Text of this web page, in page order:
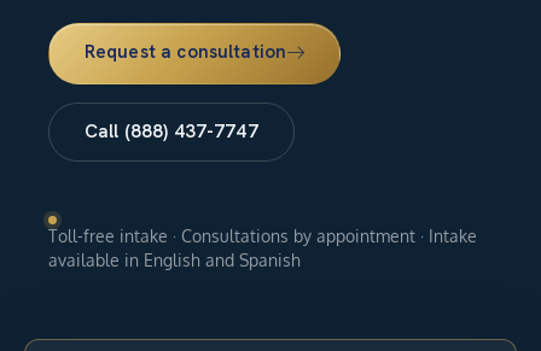
Request a consultation
Call (888) 437-7747
Toll-free intake · Consultations by appointment · Intake
available in English and Spanish